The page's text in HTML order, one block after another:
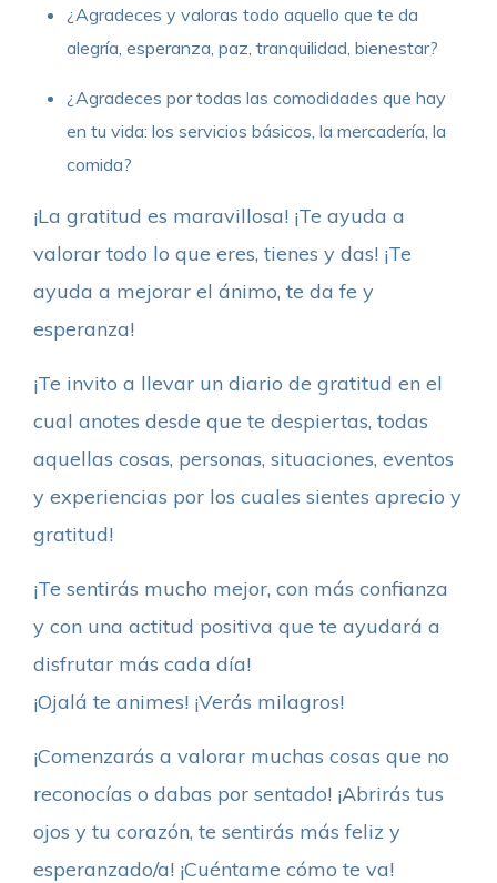
¿Agradeces y valoras todo aquello que te da
alegría, esperanza, paz, tranquilidad, bienestar?
¿Agradeces por todas las comodidades que hay
en tu vida: los servicios básicos, la mercadería, la
comida?
¡La gratitud es maravillosa! ¡Te ayuda a
valorar todo lo que eres, tienes y das! ¡Te
ayuda a mejorar el ánimo, te da fe y
esperanza!
¡Te invito a llevar un diario de gratitud en el
cual anotes desde que te despiertas, todas
aquellas cosas, personas, situaciones, eventos
y experiencias por los cuales sientes aprecio y
gratitud!
¡Te sentirás mucho mejor, con más confianza
y con una actitud positiva que te ayudará a
disfrutar más cada día!
¡Ojalá te animes! ¡Verás milagros!
¡Comenzarás a valorar muchas cosas que no
reconocías o dabas por sentado! ¡Abrirás tus
ojos y tu corazón, te sentirás más feliz y
esperanzado/a! ¡Cuéntame cómo te va!